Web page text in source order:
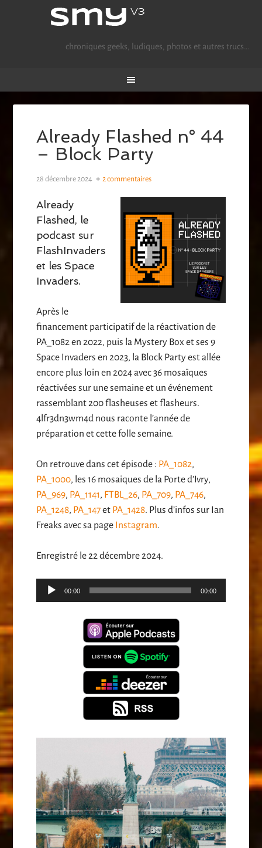
chroniques geeks, ludiques, photos et autres trucs…
Already Flashed n° 44
– Block Party
28 décembre 2024 2 commentaires
Already
Flashed, le
podcast sur
FlashInvaders
et les Space
Invaders.
Après le
financement participatif de la réactivation de
PA_1082 en 2022, puis la Mystery Box et ses 9
Space Invaders en 2023, la Block Party est allée
encore plus loin en 2024 avec 36 mosaïques
réactivées sur une semaine et un événement
rassemblant 200 flasheuses et flasheurs.
4lfr3dn3wm4d nous raconte l’année de
préparation et cette folle semaine.
On retrouve dans cet épisode : PA_1082,
PA_1000, les 16 mosaiques de la Porte d’Ivry,
PA_969, PA_1141, FTBL_26, PA_709, PA_746,
PA_1248, PA_147et PA_1428. Plus d’infos sur Ian
Freaks avec sa page Instagram.
Enregistré le 22 décembre 2024.
Lecteur
audio
00:00 00:00